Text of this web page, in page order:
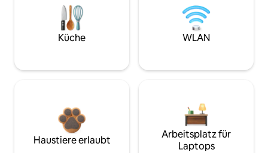
Küche WLAN
Haustiere erlaubt
Arbeitsplatz für
Laptops